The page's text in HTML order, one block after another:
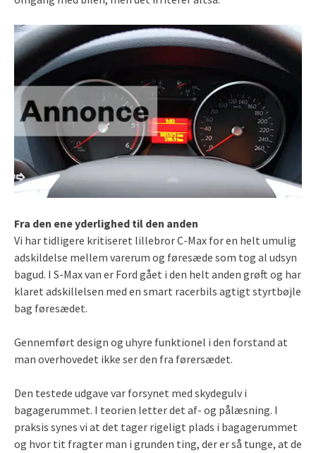
Fra den ene yderlighed til den anden
Vi har tidligere kritiseret lillebror C-Max for en helt umulig
adskildelse mellem varerum og føresæde som tog al udsyn
bagud. I S-Max van er Ford gået i den helt anden grøft og har
klaret adskillelsen med en smart racerbils agtigt styrtbøjle
bag føresædet.
Gennemført design og uhyre funktionel i den forstand at
man overhovedet ikke ser den fra førersædet.
Den testede udgave var forsynet med skydegulv i
bagagerummet. I teorien letter det af- og pålæsning. I
praksis synes vi at det tager rigeligt plads i bagagerummet
og hvor tit fragter man i grunden ting, der er så tunge, at de